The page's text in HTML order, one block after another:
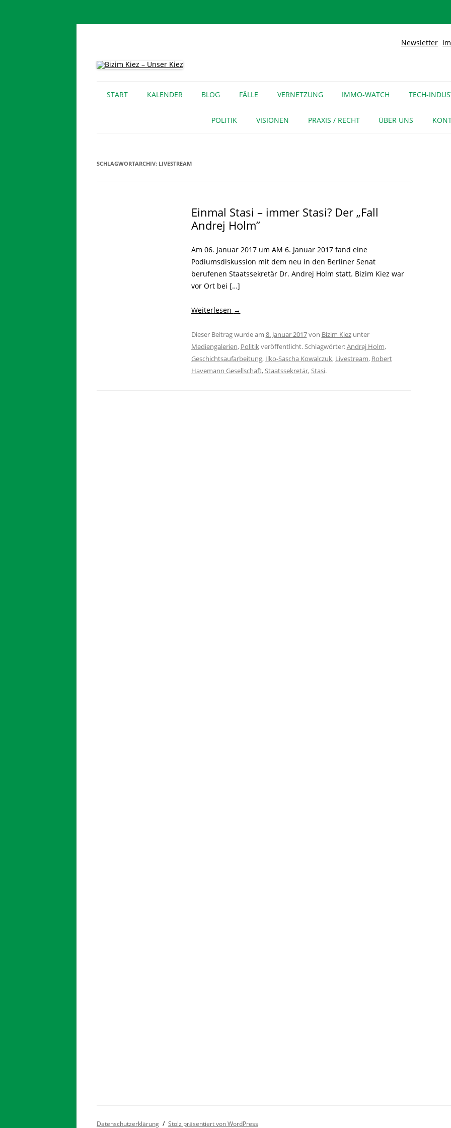
Newsletter
Bizim Kiez – Unser Kiez
Inhalt
springen
START KALENDER BLOG
MEDIENECHO
FÄLLE
GEWERBE
VERNETZUNG
INITIATIVEN
IMMO-WATCH TECH-
POLITIK VISIONEN PRAXIS / RECHT ÜBER UNS
SCHLAGWORTARCHIV: LIVESTREAM
Einmal Stasi – immer Stasi? Der „Fall
Andrej Holm”
Am 06. Januar 2017 um AM 6. Januar 2017 fand eine
Podiumsdiskussion mit dem neu in den Berliner Senat
berufenen Staatssekretär Dr. Andrej Holm statt. Bizim Kiez war
vor Ort bei […]
Weiterlesen →
Dieser Beitrag wurde am 8. Januar 2017von Bizim Kiezunter
Mediengalerien, Politikveröffentlicht. Schlagwörter:Andrej Holm,
Geschichtsaufarbeitung, Ilko-Sascha Kowalczuk, Livestream, Robert
Havemann Gesellschaft,Staatssekretär,Stasi.
Datenschutzerklärung Stolz präsentiert von WordPress